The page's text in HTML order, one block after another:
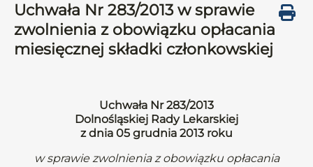
Uchwała Nr 283/2013 w sprawie
zwolnienia z obowiązku opłacania
miesięcznej składki członkowskiej
Uchwała Nr 283/2013
Dolnośląskiej Rady Lekarskiej
z dnia 05 grudnia 2013 roku
w sprawie zwolnienia z obowiązku opłacania